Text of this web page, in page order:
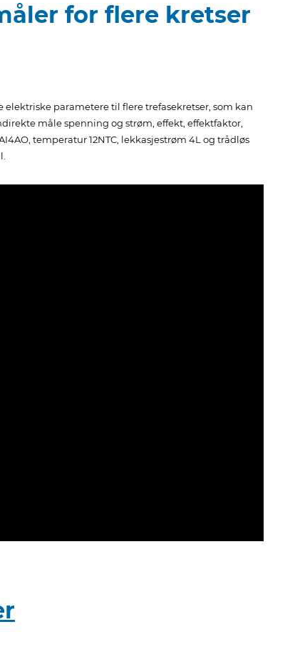
for flere kretser
parametere til flere trefasekretser, som kan
måle spenning og strøm, effekt, effektfaktor,
temperatur 12NTC, lekkasjestrøm 4L og trådløs